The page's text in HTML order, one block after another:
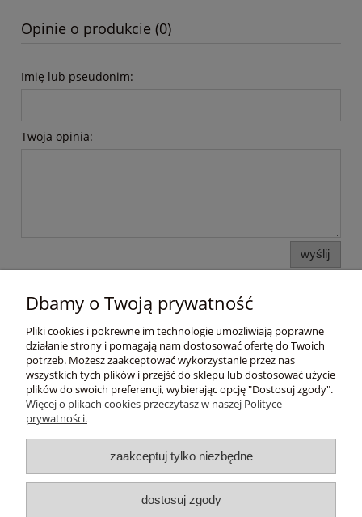
Opinie o produkcie (0)
Imię lub pseudonim:
Twoja opinia:
wyślij
Pomoc
Moje konto
Płatności i dostawa
O nas
Dbamy o Twoją prywatność
Pliki cookies i pokrewne im technologie umożliwiają poprawne
działanie strony i pomagają nam dostosować ofertę do Twoich
potrzeb. Możesz zaakceptować wykorzystanie przez nas
wszystkich tych plików i przejść do sklepu lub dostosować użycie
plików do swoich preferencji, wybierając opcję "Dostosuj zgody".
Więcej o plikach cookies przeczytasz w naszej Polityce
prywatności.
zaakceptuj tylko niezbędne
dostosuj zgody